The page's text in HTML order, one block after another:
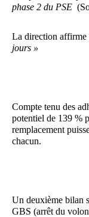
phase 2 du PSE
La direction affirme
jours »
Compte tenu des
potentiel de 139 %
remplacement
chacun.
Un deuxième bilan
GBS (arrêt du